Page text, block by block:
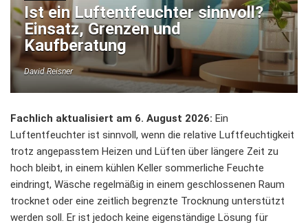
Ist ein Luftentfeuchter sinnvoll?
Einsatz, Grenzen und
Kaufberatung
David Reisner
Fachlich aktualisiert am 6. August 2026: Ein
Luftentfeuchter ist sinnvoll, wenn die relative Luftfeuchtigkeit
trotz angepasstem Heizen und Lüften über längere Zeit zu
hoch bleibt, in einem kühlen Keller sommerliche Feuchte
eindringt, Wäsche regelmäßig in einem geschlossenen Raum
trocknet oder eine zeitlich begrenzte Trocknung unterstützt
werden soll. Er ist jedoch keine eigenständige Lösung für